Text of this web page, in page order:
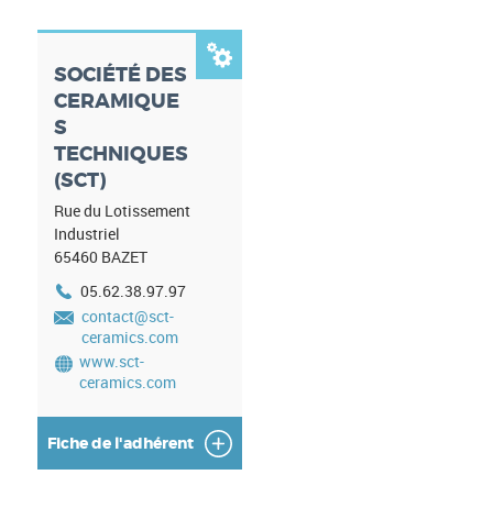
SOCIÉTÉ DES
CERAMIQUE
S
TECHNIQUES
(SCT)

Rue du Lotissement
Industriel
65460 BAZET
05.62.38.97.97
contact@sct-
ceramics.com
www.sct-
ceramics.com
Fiche de l'adhérent